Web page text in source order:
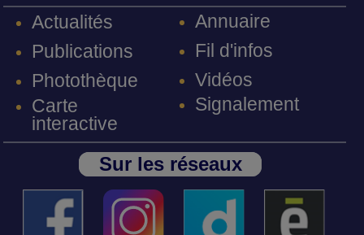
Actualités
Publications
Photothèque
Carte
interactive
Annuaire
Fil d'infos
Vidéos
Signalement
Sur les réseaux